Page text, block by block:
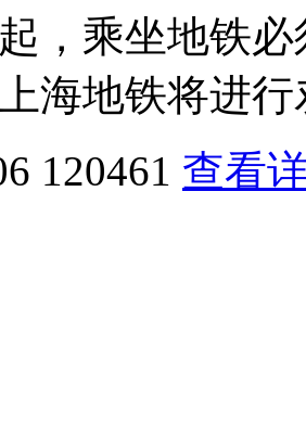
，乘坐地铁
海地铁将进行
120461 查看